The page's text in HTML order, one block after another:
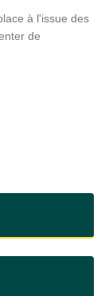
à l'issue des
de